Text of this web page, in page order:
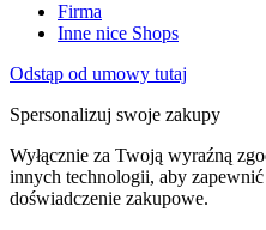
Firma
Inne nice Shops
Odstąp od umowy tutaj
Spersonalizuj swoje zakupy
Wyłącznie za Twoją wyraźną
innych technologii, aby
doświadczenie zakupowe.